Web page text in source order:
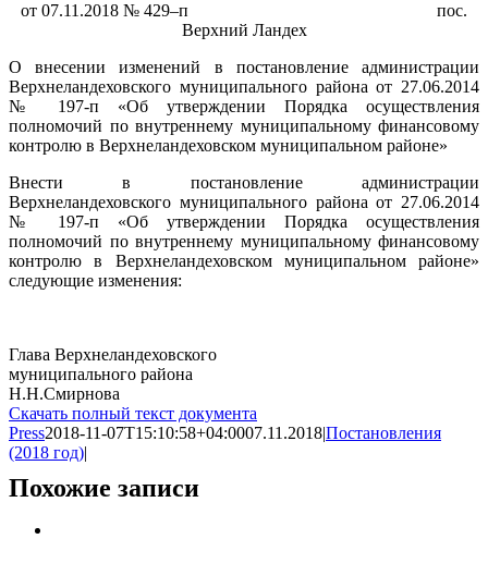
от 07.11.2018 № 429–п пос.
Верхний Ландех
О внесении изменений в постановление администрации
Верхнеландеховского муниципального района от 27.06.2014
№ 197-п «Об утверждении Порядка осуществления
полномочий по внутреннему муниципальному финансовому
контролю в Верхнеландеховском муниципальном районе»
Внести в постановление администрации
Верхнеландеховского муниципального района от 27.06.2014
№ 197-п «Об утверждении Порядка осуществления
полномочий по внутреннему муниципальному финансовому
контролю в Верхнеландеховском муниципальном районе»
следующие изменения:
Глава Верхнеландеховского
муниципального района
Н.Н.Смирнова
Скачать полный текст документа
Press2018-11-07T15:10:58+04:0007.11.2018|Постановления
(2018 год)|
Похожие записи